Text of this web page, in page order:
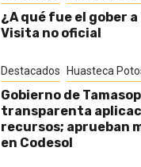
¿A qué fue el gober a
Visita no oficial
Destacados Huasteca
Gobierno de
transparenta
recursos; aprueban
en Codesol